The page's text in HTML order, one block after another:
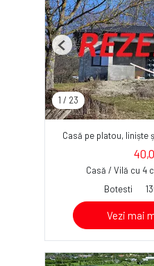
1 / 23
Previous
Casă pe platou, liniște
Casă / Vilă cu 4
Botesti
Vezi mai